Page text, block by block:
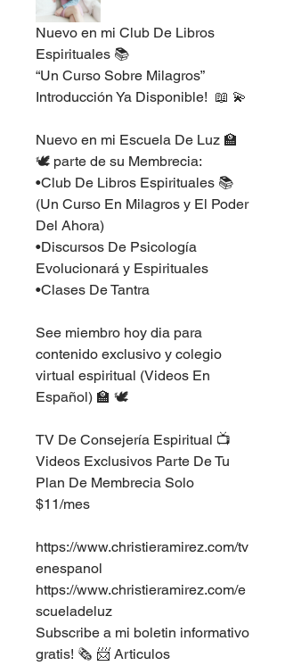
Nuevo en mi Club De Libros
Espirituales 📚
“Un Curso Sobre Milagros”
Nuevo en mi Escuela De Luz 🏫
🕊 parte de su Membrecia:
•Club De Libros Espirituales 📚
(Un Curso En Milagros y El Poder
Del Ahora)
•Discursos De Psicología
Evolucionará y Espirituales
•Clases De Tantra
See miembro hoy dia para
contenido exclusivo y colegio
virtual espiritual (Videos En
Español) 🏫 🕊
TV De Consejería Espiritual 📺
Videos Exclusivos Parte De Tu
Plan De Membrecia Solo
$11/mes
https://www.christieramirez.com/tv
enespanol
https://www.christieramirez.com/e
scueladeluz
Subscribe a mi boletin informativo
gratis! 🗞 ⁣⁣📨 Articulos